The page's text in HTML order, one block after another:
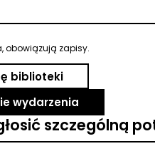
obowiązują zapisy.
biblioteki
wydarzenia
szczególną